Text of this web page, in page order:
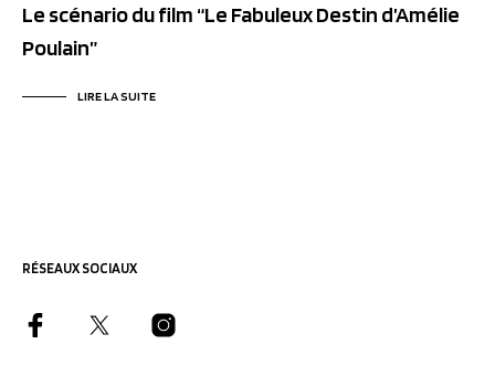
Le scénario du film “Le Fabuleux Destin d’Amélie
Poulain”
LIRE LA SUITE
RÉSEAUX SOCIAUX